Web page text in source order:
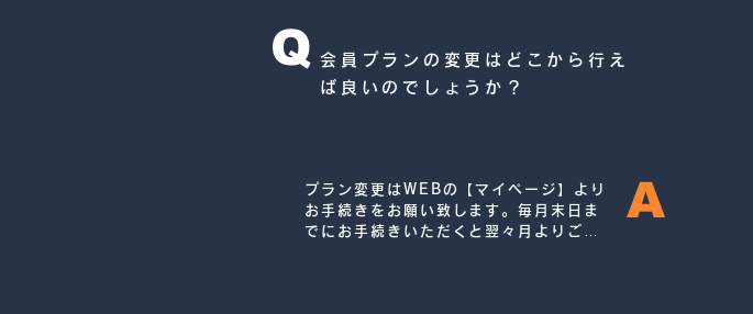
Q会員プランの変更はどこから行え
ば良いのでしょうか？
プラン変更はWEBの【マイページ】より
お手続きをお願い致します。毎月末日ま
でにお手続きいただくと翌々月よりご変
A